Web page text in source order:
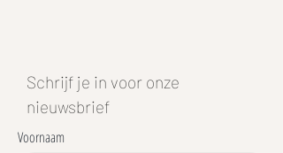
Schrijf je in voor onze
nieuwsbrief
Voornaam